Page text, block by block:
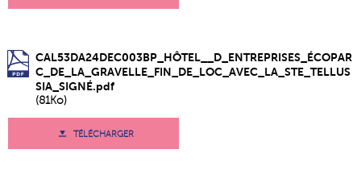
CAL53DA24DEC003BP_HÔTEL__D_ENTREPRISES_ÉCOPAR
C_DE_LA_GRAVELLE_FIN_DE_LOC_AVEC_LA_STE_TELLUS
SIA_SIGNÉ.pdf
(81Ko)
TÉLÉCHARGER